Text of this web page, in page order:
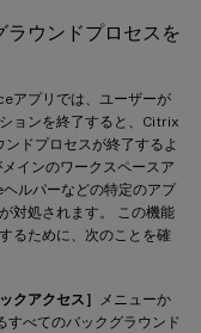
ラウンドプロセスを
アプリでは、ユーザーが
ョンを終了すると、Citrix
ドプロセスが終了するよ
インのワークスペースア
ルパーなどの特定のアプ
対処されます。 この機能
るために、次のことを確
クアクセス］
メニューか
すべてのバックグラウンド